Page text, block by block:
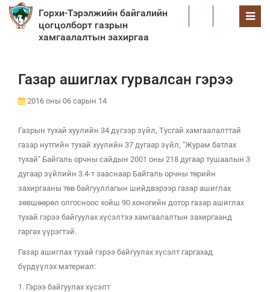
Горхи-Тэрэлжийн байгалийн
цогцолборт газрын
хамгаалалтын захиргаа
Газар ашиглах гурвалсан гэрээ
2016 оны 06 сарын 14
Газрын тухай хуулийн 34 дүгээр зүйл, Тусгай хамгаалалттай
газар нутгийн тухай хуулийн 37 дугаар зүйл, "Журам батлах
тухай" Байгаль орчны сайдын 2001 оны 218 дугаар тушаалын 3
дугаар зүйлийн 3.4-т зааснаар Байгаль орчны төрийн
захиргааны төв байгууллагын шийдвэрээр газар ашиглах
зөвшөөрөл олгосноос хойш 90 хоногийн дотор газар ашиглах
тухай гэрээ байгуулах хүсэлтээ хамгаалалтын захиргаанд
гаргах үүрэгтэй.
Газар ашиглах тухай гэрээ байгуулах хүсэлт гаргахад
бүрдүүлэх материал:
1. Гэрээ байгуулах хүсэлт